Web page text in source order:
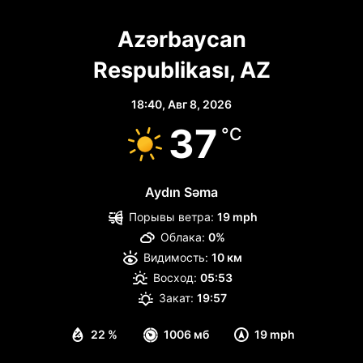
Azərbaycan
Respublikası, AZ
18:40, Авг 8, 2026
37 °C
Aydın Səma
22 % 1006 мб 19 mph
Порывы ветра: 19 mph
Облака: 0%
Видимость: 10 км
Восход: 05:53
Закат: 19:57